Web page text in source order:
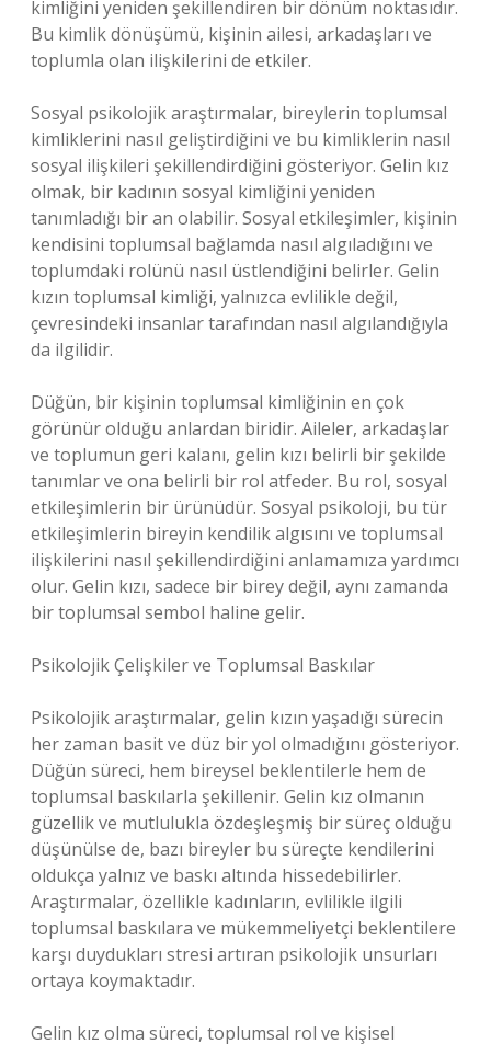
kimliğini yeniden şekillendiren bir dönüm noktasıdır.
Bu kimlik dönüşümü, kişinin ailesi, arkadaşları ve
toplumla olan ilişkilerini de etkiler.
Sosyal psikolojik araştırmalar, bireylerin toplumsal
kimliklerini nasıl geliştirdiğini ve bu kimliklerin nasıl
sosyal ilişkileri şekillendirdiğini gösteriyor. Gelin kız
olmak, bir kadının sosyal kimliğini yeniden
tanımladığı bir an olabilir. Sosyal etkileşimler, kişinin
kendisini toplumsal bağlamda nasıl algıladığını ve
toplumdaki rolünü nasıl üstlendiğini belirler. Gelin
kızın toplumsal kimliği, yalnızca evlilikle değil,
çevresindeki insanlar tarafından nasıl algılandığıyla
da ilgilidir.
Düğün, bir kişinin toplumsal kimliğinin en çok
görünür olduğu anlardan biridir. Aileler, arkadaşlar
ve toplumun geri kalanı, gelin kızı belirli bir şekilde
tanımlar ve ona belirli bir rol atfeder. Bu rol, sosyal
etkileşimlerin bir ürünüdür. Sosyal psikoloji, bu tür
etkileşimlerin bireyin kendilik algısını ve toplumsal
ilişkilerini nasıl şekillendirdiğini anlamamıza yardımcı
olur. Gelin kızı, sadece bir birey değil, aynı zamanda
bir toplumsal sembol haline gelir.
Psikolojik Çelişkiler ve Toplumsal Baskılar
Psikolojik araştırmalar, gelin kızın yaşadığı sürecin
her zaman basit ve düz bir yol olmadığını gösteriyor.
Düğün süreci, hem bireysel beklentilerle hem de
toplumsal baskılarla şekillenir. Gelin kız olmanın
güzellik ve mutlulukla özdeşleşmiş bir süreç olduğu
düşünülse de, bazı bireyler bu süreçte kendilerini
oldukça yalnız ve baskı altında hissedebilirler.
Araştırmalar, özellikle kadınların, evlilikle ilgili
toplumsal baskılara ve mükemmeliyetçi beklentilere
karşı duydukları stresi artıran psikolojik unsurları
ortaya koymaktadır.
Gelin kız olma süreci, toplumsal rol ve kişisel